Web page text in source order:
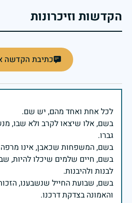
הקדשות וזיכרונות
כתיבת הקדשה
בשם, אלו שיצאו לקרב ולא שבו,
בשם, חיים שלמים שיכלו להיות,
בשם, שבועת החייל שנשבענו,